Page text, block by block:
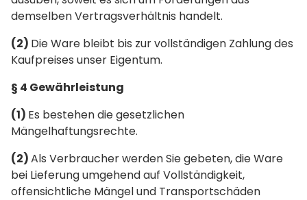
demselben Vertragsverhältnis handelt.
(2) Die Ware bleibt bis zur vollständigen Zahlung des
Kaufpreises unser Eigentum.
§ 4 Gewährleistung
(1) Es bestehen die gesetzlichen
Mängelhaftungsrechte.
(2)Als Verbraucher werden Sie gebeten, die Ware
bei Lieferung umgehend auf Vollständigkeit,
offensichtliche Mängel und Transportschäden